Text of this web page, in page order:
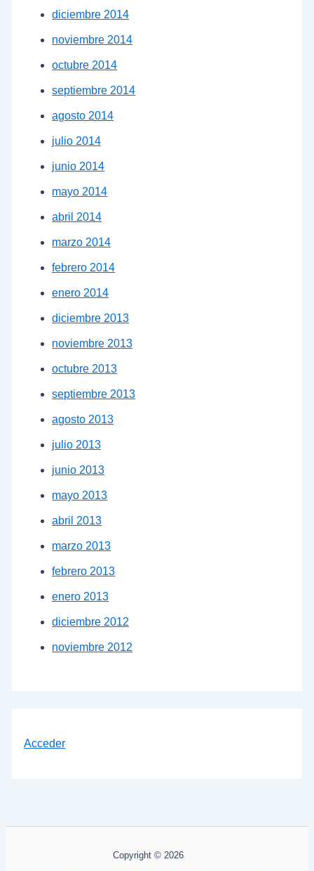
diciembre 2014
noviembre 2014
octubre 2014
septiembre 2014
agosto 2014
julio 2014
junio 2014
mayo 2014
abril 2014
marzo 2014
febrero 2014
enero 2014
diciembre 2013
noviembre 2013
octubre 2013
septiembre 2013
agosto 2013
julio 2013
junio 2013
mayo 2013
abril 2013
marzo 2013
febrero 2013
enero 2013
diciembre 2012
noviembre 2012
Acceder
Copyright © 2026